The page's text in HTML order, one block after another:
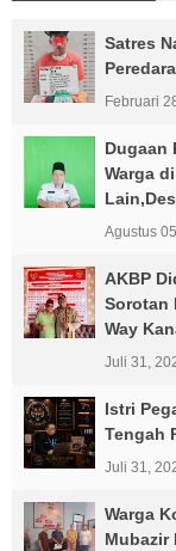
Satres
Februari
Dugaan
Warga
Agustus
AKBP
Sorotan
Way
Juli 31,
Istri
Tengah
Juli 31,
Warga
Mubazir